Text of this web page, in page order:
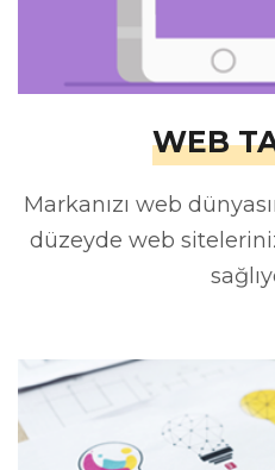
WEB
Markanızı web
düzeyde web